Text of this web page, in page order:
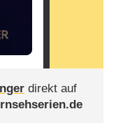
direkt auf